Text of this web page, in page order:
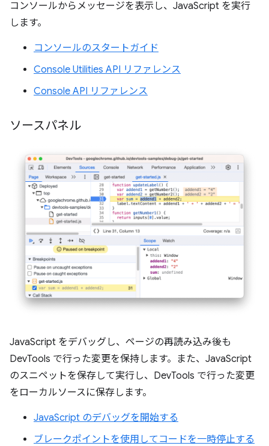
コンソールからメッセージを表示し、JavaScript を実行
します。
コンソールのスタートガイド
Console Utilities API リファレンス
Console API リファレンス
ソースパネル
JavaScript をデバッグし、ページの再読み込み後も
DevTools で行った変更を保持します。また、JavaScript
のスニペットを保存して実行し、DevTools で行った変更
をローカルソースに保存します。
JavaScript のデバッグを開始する
ブレークポイントを使用してコードを一時停止する